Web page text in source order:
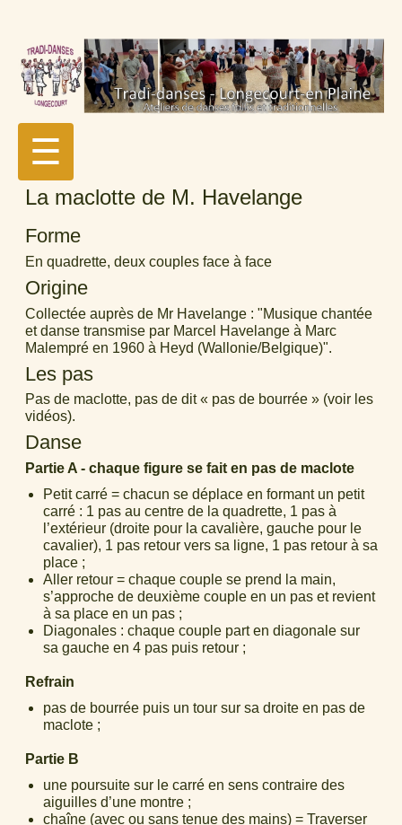
☰
La maclotte de M. Havelange
Forme
En quadrette, deux couples face à face
Origine
Collectée auprès de Mr Havelange : "Musique chantée
et danse transmise par Marcel Havelange à Marc
Malempré en 1960 à Heyd (Wallonie/Belgique)".
Les pas
Pas de maclotte, pas de dit « pas de bourrée » (voir les
vidéos).
Danse
Partie A - chaque figure se fait en pas de maclote
Petit carré = chacun se déplace en formant un petit
carré : 1 pas au centre de la quadrette, 1 pas à
l’extérieur (droite pour la cavalière, gauche pour le
cavalier), 1 pas retour vers sa ligne, 1 pas retour à sa
place ;
Aller retour = chaque couple se prend la main,
s’approche de deuxième couple en un pas et revient
à sa place en un pas ;
Diagonales : chaque couple part en diagonale sur
sa gauche en 4 pas puis retour ;
Refrain
pas de bourrée puis un tour sur sa droite en pas de
maclote ;
Partie B
une poursuite sur le carré en sens contraire des
aiguilles d’une montre ;
chaîne (avec ou sans tenue des mains) = Traverser